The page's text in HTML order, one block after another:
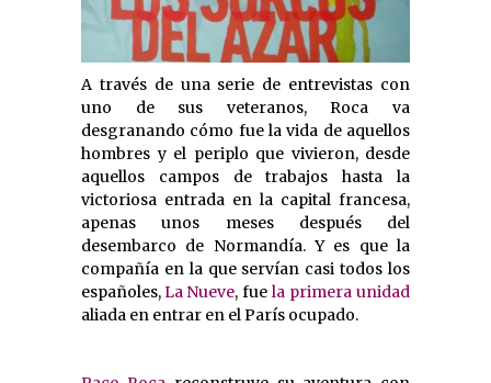
A través de una serie de entrevistas con
uno de sus veteranos, Roca va
desgranando cómo fue la vida de aquellos
hombres y el periplo que vivieron, desde
aquellos campos de trabajos hasta la
victoriosa entrada en la capital francesa,
apenas unos meses después del
desembarco de Normandía. Y es que la
compañía en la que servían casi todos los
españoles,La Nueve, fuela primera unidad
aliada en entrar en el París ocupado.